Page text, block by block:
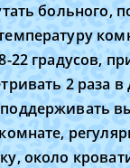
больного,
22 градусов,
2 раза в
около